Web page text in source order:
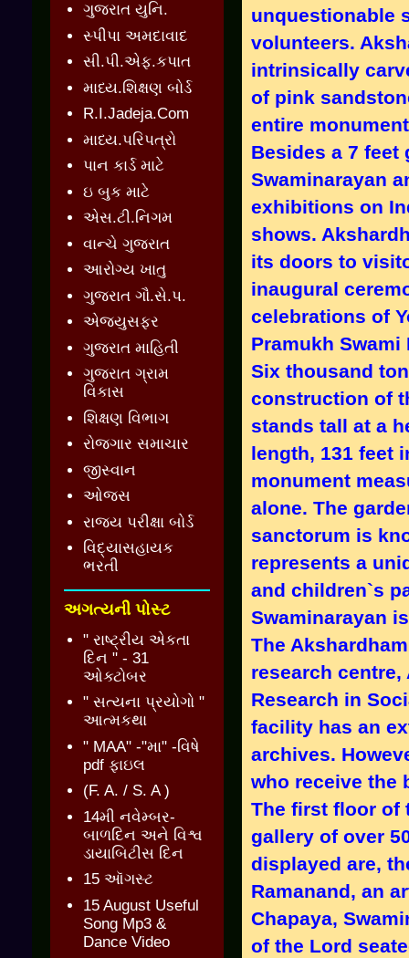
unquestionable
volunteers.
intrinsically
of pink
entire
Besides a 7
Swaminarayan
exhibitions on
shows.
its doors to
inaugural
celebrations of
Pramukh
Six thousand
construction of
stands tall at a
length, 131 feet
monument
alone. The
sanctorum is
represents a
and children`s
Swaminarayan
The
research
Research in
facility has an
archives.
who receive the
The first floor of
gallery of over
displayed are,
Ramanand, an
Chapaya,
of the Lord
ગુજરાત યુનિ.
સ્પીપા અમદાવાદ
સી.પી.એફ.કપાત
માધ્ય.શિક્ષણ બોર્ડ
R.I.Jadeja.Com
માધ્ય.પરિપત્રો
પાન કાર્ડ માટે
ઇ બુક માટે
એસ.ટી.નિગમ
વાન્ચે ગુજરાત
આરોગ્ય ખાતુ
ગુજરાત ગૌ.સે.પ.
એજ્યુસફર
ગુજરાત માહિતી
ગુજરાત ગ્રામ
વિકાસ
શિક્ષણ વિભાગ
રોજગાર સમાચાર
જીસ્વાન
ઓજસ
રાજ્ય પરીક્ષા બોર્ડ
વિદ્યાસહાયક
ભરતી
અગત્યની પોસ્ટ
" રાષ્ટ્રીય એકતા
દિન " - 31
ઓક્ટોબર
" સત્યના પ્રયોગો "
આત્મકથા
" MAA" -"મા" -વિષે
pdf ફાઇલ
(F. A. / S. A )
14મી નવેમ્બર-
બાળદિન અને વિશ્વ
ડાયાબિટીસ દિન
15 ઑગસ્ટ
15 August Useful
Song Mp3 &
Dance Video